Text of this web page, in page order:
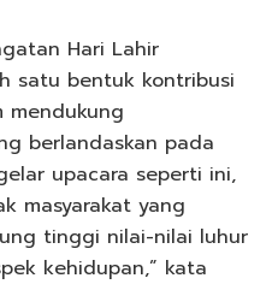
Hari Lahir
satu bentuk kontribusi
mendukung
berlandaskan pada
upacara seperti ini,
masyarakat yang
tinggi nilai-nilai luhur
kehidupan,” kata